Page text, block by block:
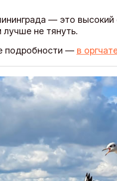
— это высокий
не тянуть.
подробности — в